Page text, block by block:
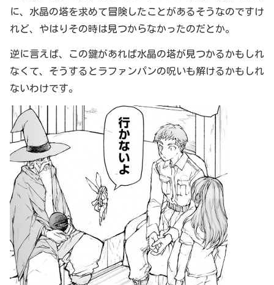
に、水晶の塔を求めて冒険したことがあるそうなのですけ
れど、やはりその時は見つからなかったのだとか。
逆に言えば、この鍵があれば水晶の塔が見つかるかもしれ
なくて、そうするとラファンパンの呪いも解けるかもしれ
ないわけです。